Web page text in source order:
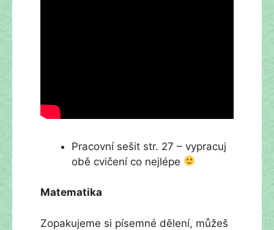
Pracovní sešit str. 27 – vypracuj
obě cvičení co nejlépe
Matematika
Zopakujeme si písemné dělení, můžeš